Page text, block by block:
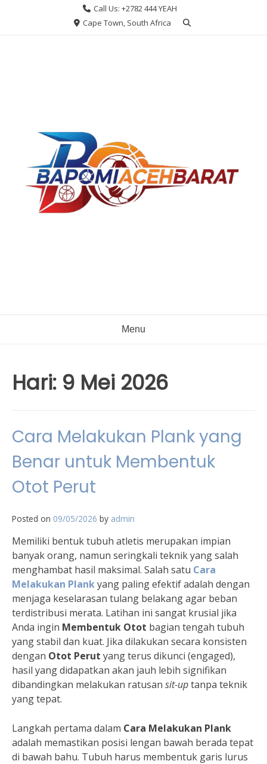
Call Us: +2782 444 YEAH
Cape Town, South Africa
Menu
Hari: 9 Mei 2026
Cara Melakukan Plank yang
Benar untuk Membentuk
Otot Perut
Posted on 09/05/2026 by admin
Memiliki bentuk tubuh atletis merupakan impian
banyak orang, namun seringkali teknik yang salah
menghambat hasil maksimal. Salah satu Cara
Melakukan Plankyang paling efektif adalah dengan
menjaga keselarasan tulang belakang agar beban
terdistribusi merata. Latihan ini sangat krusial jika
Anda ingin Membentuk Otot bagian tengah tubuh
yang stabil dan kuat. Jika dilakukan secara konsisten
dengan Otot Perut yang terus dikunci (engaged),
hasil yang didapatkan akan jauh lebih signifikan
dibandingkan melakukan ratusan sit-uptanpa teknik
yang tepat.
Langkah pertama dalam Cara Melakukan Plank
adalah memastikan posisi lengan bawah berada tepat
di bawah bahu. Tubuh harus membentuk garis lurus